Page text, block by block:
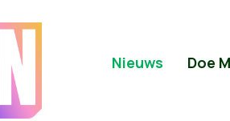
Nieuws Doe